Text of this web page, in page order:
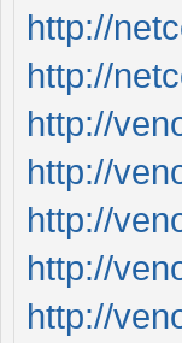
http://
http://
http://
http://
http://
http://
http://